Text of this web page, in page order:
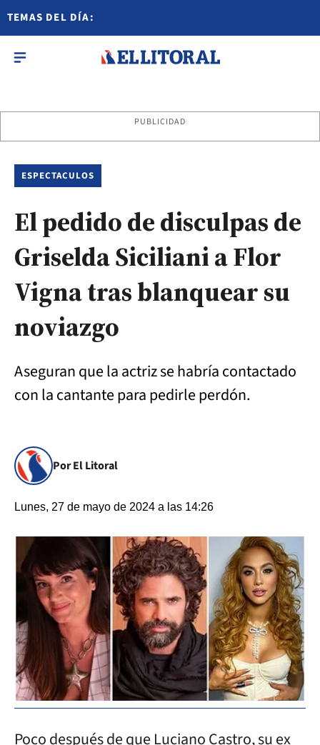
TEMAS DEL DÍA:
PUBLICIDAD
ESPECTACULOS
El pedido de disculpas de
Griselda Siciliani a Flor
Vigna tras blanquear su
noviazgo
Aseguran que la actriz se habría contactado
con la cantante para pedirle perdón.
Por El Litoral
Lunes, 27 de mayo de 2024 a las 14:26
Poco después de que Luciano Castro, su ex